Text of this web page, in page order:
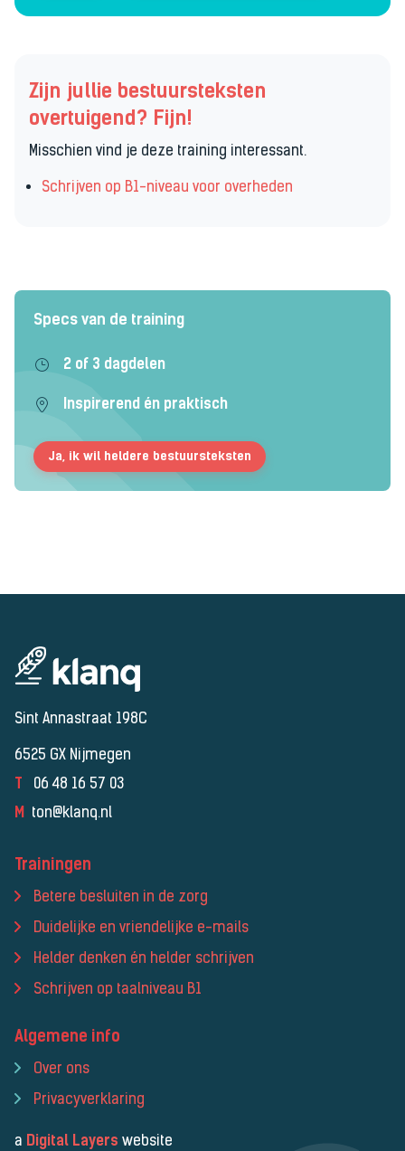
Zijn jullie bestuursteksten
overtuigend? Fijn!
Misschien vind je deze training interessant.
Schrijven op B1-niveau voor overheden
Specs van de training
2 of 3 dagdelen
Inspirerend én praktisch
Ja, ik wil heldere bestuursteksten
Sint Annastraat 198C
6525 GX Nijmegen
T
06 48 16 57 03
M ton@klanq.nl
Trainingen
Betere besluiten in de zorg
Duidelijke en vriendelijke e-mails
Helder denken én helder schrijven
Schrijven op taalniveau B1
Algemene info
Over ons
Privacyverklaring
a Digital Layers website